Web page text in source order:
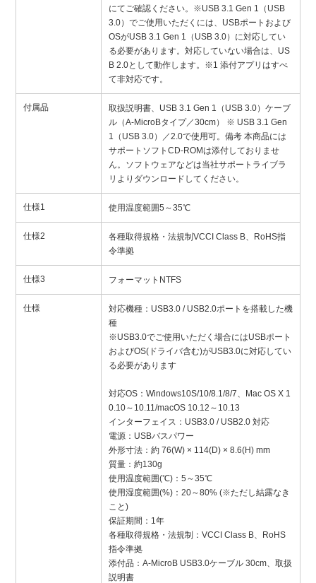
にてご確認ください。※USB 3.1 Gen 1（USB
3.0）でご使用いただくには、USBポートおよび
OSがUSB 3.1 Gen 1（USB 3.0）に対応してい
る必要があります。対応していない場合は、US
B 2.0として動作します。※1 添付アプリはすべ
て非対応です。
付属品
取扱説明書、USB 3.1 Gen 1（USB 3.0）ケーブ
ル（A-MicroBタイプ／30cm） ※ USB 3.1 Gen
1（USB 3.0）／2.0で使用可。備考 本商品には
サポートソフトCD-ROMは添付しておりませ
ん。ソフトウェアなどは当社サポートライブラ
リよりダウンロードしてください。
仕様1 使用温度範囲5～35℃
仕様2
各種取得規格・法規制VCCI Class B、RoHS指
令準拠
仕様3 フォーマットNTFS
仕様
対応機種：USB3.0 / USB2.0ポートを搭載した機
種
※USB3.0でご使用いただく場合にはUSBポート
およびOS(ドライバ含む)がUSB3.0に対応してい
る必要があります
対応OS：Windows10S/10/8.1/8/7、Mac OS X 1
0.10～10.11/macOS 10.12～10.13
インターフェイス：USB3.0 / USB2.0 対応
電源：USBバスパワー
外形寸法：約 76(W) × 114(D) × 8.6(H) mm
質量：約130g
使用温度範囲(℃)：5～35℃
使用湿度範囲(%)：20～80% (※ただし結露なき
こと)
保証期間：1年
各種取得規格・法規制：VCCI Class B、RoHS
指令準拠
添付品：A-MicroB USB3.0ケーブル 30cm、取扱
説明書